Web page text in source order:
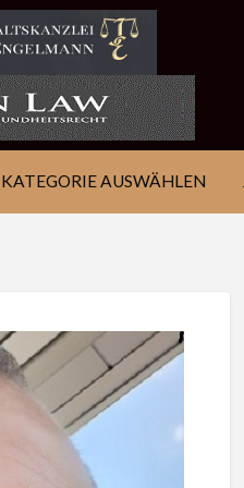
KONTAKT
KATEGORIE AUSWÄHLEN